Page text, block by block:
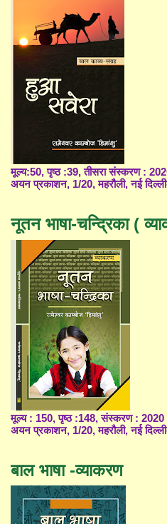
मूल्य:50, पृष्ठ :39, तीसरा संस्करण :
अयन प्रकाशन, 1/20, महरौली, नई
नूतन भाषा-चन्द्रिका (
मूल्य : 150, पृष्ठ :148, संस्करण :
अयन प्रकाशन, 1/20, महरौली, नई
बाल भाषा -व्याकरण